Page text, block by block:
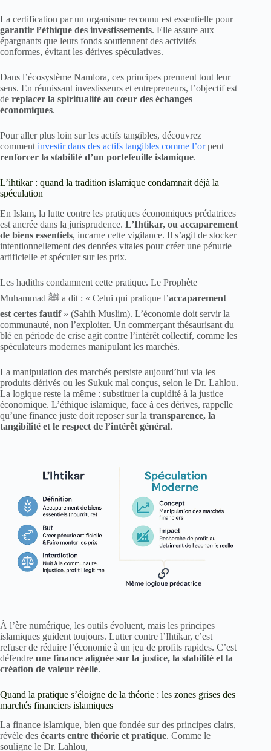
La certification par un organisme reconnu est essentielle pour
garantir l’éthique des investissements. Elle assure aux
épargnants que leurs fonds soutiennent des activités
conformes, évitant les dérives spéculatives.
Dans l’écosystème Namlora, ces principes prennent tout leur
sens. En réunissant investisseurs et entrepreneurs, l’objectif est
de replacer la spiritualité au cœur des échanges
économiques.
Pour aller plus loin sur les actifs tangibles, découvrez
comment investir dans des actifs tangibles comme l’orpeut
renforcer la stabilité d’un portefeuille islamique.
L’ihtikar : quand la tradition islamique condamnait déjà la
spéculation
En Islam, la lutte contre les pratiques économiques prédatrices
est ancrée dans la jurisprudence. L’Ihtikar, ou accaparement
de biens essentiels, incarne cette vigilance. Il s’agit de stocker
intentionnellement des denrées vitales pour créer une pénurie
artificielle et spéculer sur les prix.
Les hadiths condamnent cette pratique. Le Prophète
Muhammad ﷺ a dit : « Celui qui pratique l’accaparement
est certes fautif» (Sahih Muslim). L’économie doit servir la
communauté, non l’exploiter. Un commerçant thésaurisant du
blé en période de crise agit contre l’intérêt collectif, comme les
spéculateurs modernes manipulant les marchés.
La manipulation des marchés persiste aujourd’hui via les
produits dérivés ou les Sukuk mal conçus, selon le Dr. Lahlou.
La logique reste la même : substituer la cupidité à la justice
économique. L’éthique islamique, face à ces dérives, rappelle
qu’une finance juste doit reposer sur la transparence, la
tangibilité et le respect de l’intérêt général.
À l’ère numérique, les outils évoluent, mais les principes
islamiques guident toujours. Lutter contre l’Ihtikar, c’est
refuser de réduire l’économie à un jeu de profits rapides. C’est
défendre une finance alignée sur la justice, la stabilité et la
création de valeur réelle.
Quand la pratique s’éloigne de la théorie : les zones grises des
marchés financiers islamiques
La finance islamique, bien que fondée sur des principes clairs,
révèle des écarts entre théorie et pratique. Comme le
souligne le Dr. Lahlou,